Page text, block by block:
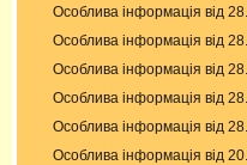
Особлива інформація від
Особлива інформація від
Особлива інформація від
Особлива інформація від
Особлива інформація від
Особлива інформація від